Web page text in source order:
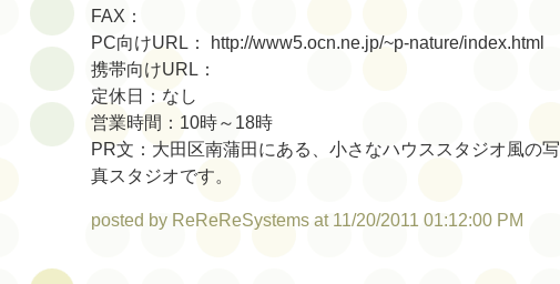
FAX：
PC向けURL： http://www5.ocn.ne.jp/~p-nature/index.html
携帯向けURL：
定休日：なし
営業時間：10時～18時
PR文：大田区南蒲田にある、小さなハウススタジオ風の写
真スタジオです。
posted by ReReReSystems at 11/20/2011 01:12:00 PM